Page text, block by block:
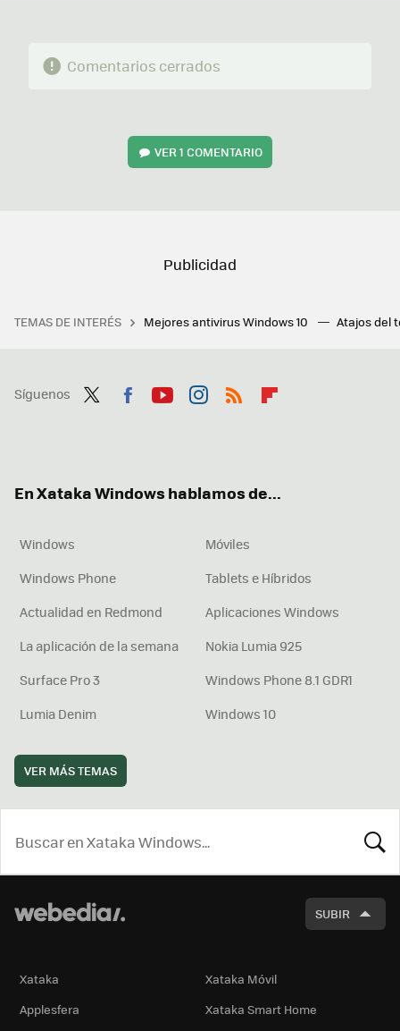
Comentarios cerrados
VER1 COMENTARIO
TEMAS DE INTERÉS Mejores antivirus Windows 10 Atajos del
Síguenos
En Xataka Windows hablamos de...
Windows
Móviles
Windows Phone
Tablets e Híbridos
Actualidad en Redmond
Aplicaciones Windows
La aplicación de la semana
Nokia Lumia 925
Surface Pro 3
Windows Phone 8.1 GDR1
Lumia Denim
Windows 10
VER MÁS TEMAS
SUBIR
Xataka
Xataka Móvil
Applesfera
Xataka Smart Home